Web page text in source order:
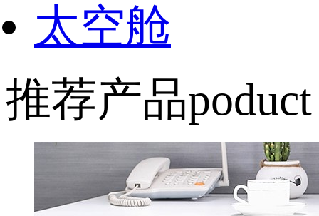
太空舱
推荐产品poduct